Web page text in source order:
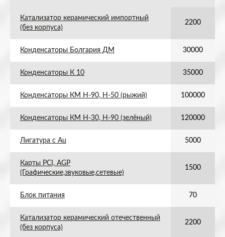
Катализатор керамический импортный
(без корпуса)
2200
Конденсаторы Болгария ДМ 30000
Конденсаторы К 10 35000
Конденсаторы КМ Н-90, Н-50 (рыжий) 100000
Конденсаторы КМ Н-30, Н-90 (зелёный) 120000
Лигатура с Au 5000
Карты PCI, AGP
(Графические,звуковые,сетевые)
1500
Блок питания 70
Катализатор керамический отечественный
(без корпуса)
2200